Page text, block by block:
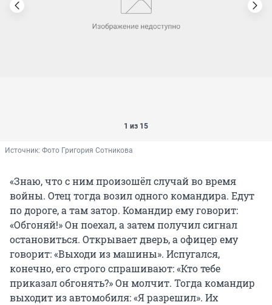
1 из 15
Источник: Фото Григория Сотникова
«Знаю, что с ним произошёл случай во время
войны. Отец тогда возил одного командира. Едут
по дороге, а там затор. Командир ему говорит:
«Обгоняй!» Он поехал, а затем получил сигнал
остановиться. Открывает дверь, а офицер ему
говорит: «Выходи из машины». Испугался,
конечно, его строго спрашивают: «Кто тебе
приказал обгонять?» Он молчит. Тогда командир
выходит из автомобиля: «Я разрешил». Их